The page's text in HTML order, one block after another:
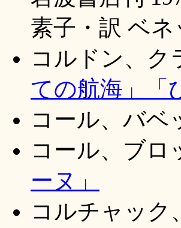
素子・訳 ベ
コルドン、ク
ての航海」
コール、バベ
コール、ブロ
ーヌ」
コルチャッ